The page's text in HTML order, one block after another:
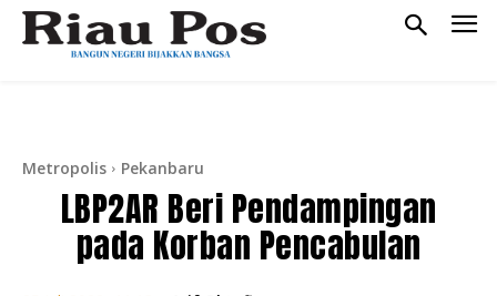
Metropolis Pekanbaru
LBP2AR Beri Pendampingan
pada Korban Pencabulan